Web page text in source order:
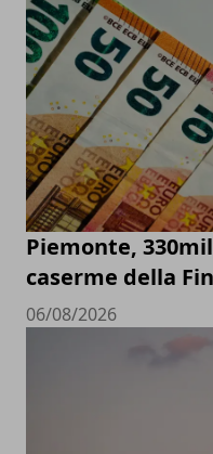
Piemonte,
caserme della
06/08/2026